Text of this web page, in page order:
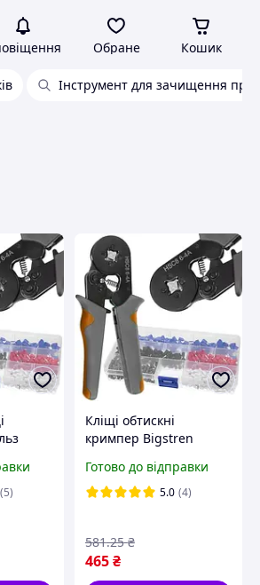
Обране Кошик
Інструмент для зачищення
10
(5)
Кліщі обтискні
кримпер Bigstren
для обтиску
наконечників Кримпер
Готово до відправки
5.0 (4)
465₴
581.25 ₴